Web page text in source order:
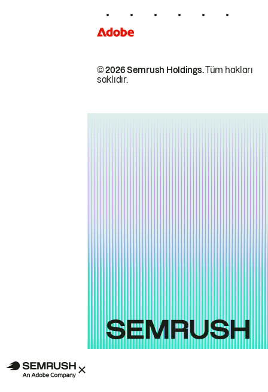
© 2026 Semrush Holdings.Tüm hakları
saklıdır.